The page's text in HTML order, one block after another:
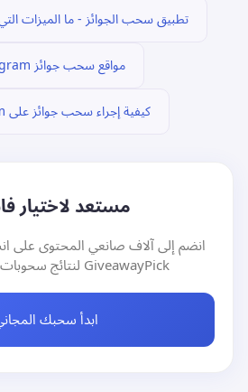
تطبيق سحب الجوائز - ما الميزات
مواقع سحب جوائز Instagram
كيفية إجراء سحب جوائز على Instagram
مستعد لاختيار
انضم إلى آلاف صانعي المحتوى على
GiveawayPick لنتائج سحوبات عادلة وشفافة.
ابدأ سحبك